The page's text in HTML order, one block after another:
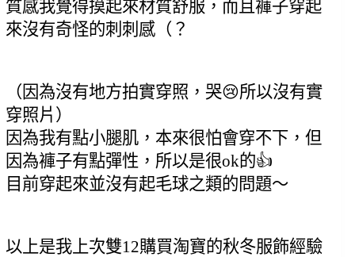
質感我覺得摸起來材質舒服，而且褲子穿起
來沒有奇怪的刺刺感（？
（因為沒有地方拍實穿照，哭😢所以沒有實
穿照片）
因為我有點小腿肌，本來很怕會穿不下，但
因為褲子有點彈性，所以是很ok的👍
目前穿起來並沒有起毛球之類的問題～
以上是我上次雙12購買淘寶的秋冬服飾經驗